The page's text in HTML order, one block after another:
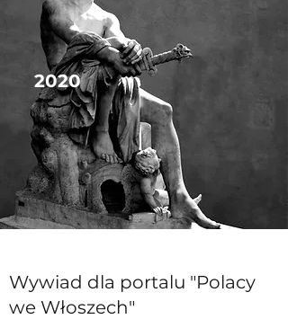
2020
Wywiad dla portalu "Polacy
we Włoszech"